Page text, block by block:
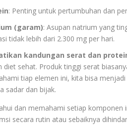
: Penting untuk pertumbuhan dan
(garam): Asupan natrium yang
tidak lebih dari 2.300 mg per hari.
kandungan serat dan
diet sehat. Produk tinggi serat
tiap elemen ini, kita bisa
sadar dan bijak.
dan memahami setiap
secara rutin atau sebaiknya